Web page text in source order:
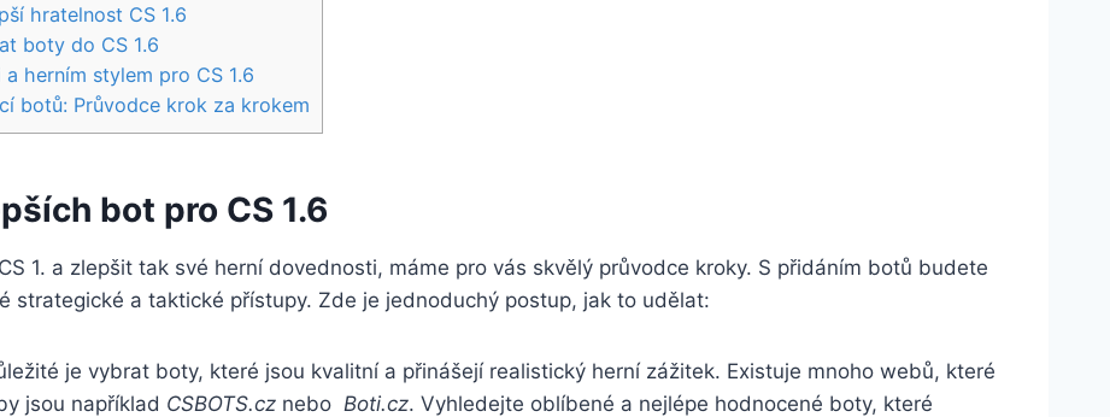
hratelnost CS 1.6
boty do CS 1.6
herním stylem pro CS 1.6
botů: Průvodce ⁣krok za krokem
bot pro CS 1.6
1. a zlepšit tak své herní dovednosti, máme pro vás skvělý průvodce kroky. S přidáním botů budete
⁤strategické a taktické přístupy.⁢ Zde je ‍jednoduchý postup, jak to udělat:
je ⁢vybrat boty, které⁣ jsou kvalitní a přinášejí realistický ‌herní zážitek. Existuje mnoho webů, které
jsou například CSBOTS.cz nebo ‌ Boti.cz. Vyhledejte oblíbené a⁤ nejlépe hodnocené boty, které